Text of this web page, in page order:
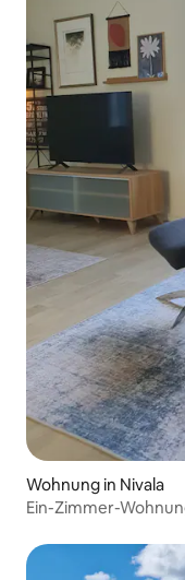
Wohnung in Nivala
Ein-Zimmer-